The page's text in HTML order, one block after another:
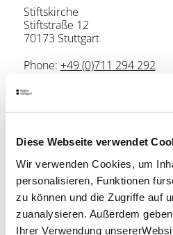
Diese Webseite verwendet
Wir verwenden Cookies, um
personalisieren, Funktionen
zu können und die Zugriffe auf
zuanalysieren. Außerdem
Ihrer Verwendung
Stiftskirche
Stiftstraße 12
70173 Stuttgart
Phone: +49 (0)711 294 292
Plan your trip
Verkehrs- und
VVS timetable
Deutsche Bahn AG
DB timetable